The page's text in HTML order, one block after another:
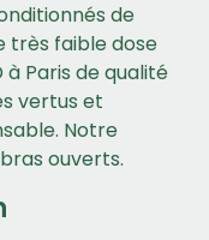
de
très faible dose
à Paris de qualité
vertus et
Notre
ouverts.